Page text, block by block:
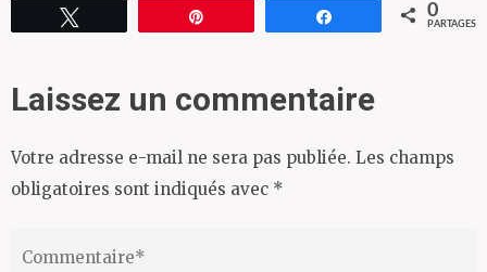
Partagez 0
PARTAGES
Laissez un commentaire
Votre adresse e-mail ne sera pas publiée. Les champs
obligatoires sont indiqués avec *